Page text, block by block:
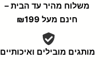
משלוח מהיר עד הבית –
חינם מעל ₪199
מותגים מובילים ואיכותיים